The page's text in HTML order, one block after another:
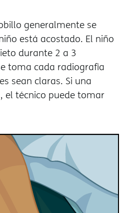
generalmente se
está acostado. El niño
durante 2 a 3
toma cada radiografía
sean claras. Si una
el técnico puede tomar